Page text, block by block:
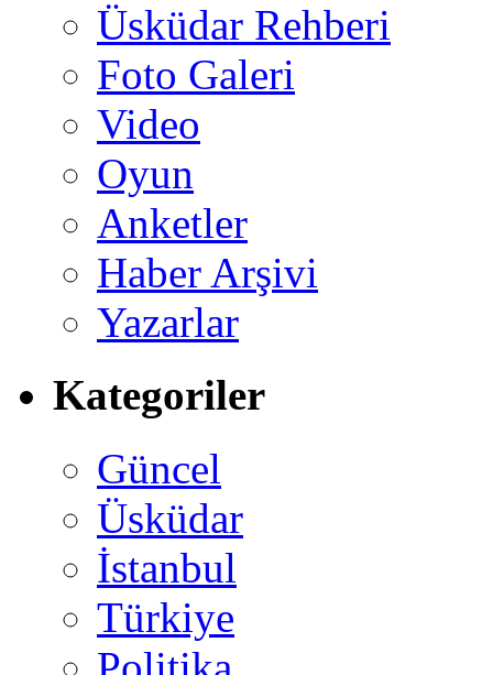
Üsküdar Rehberi
Foto Galeri
Video
Oyun
Anketler
Haber Arşivi
Yazarlar
Kategoriler
Güncel
Üsküdar
İstanbul
Türkiye